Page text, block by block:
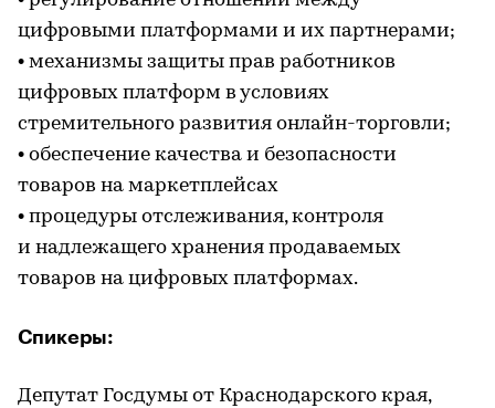
цифровыми платформами и их партнерами;
• механизмы защиты прав работников
цифровых платформ в условиях
стремительного развития онлайн-торговли;
• обеспечение качества и безопасности
товаров на маркетплейсах
• процедуры отслеживания, контроля
и надлежащего хранения продаваемых
товаров на цифровых платформах.
Спикеры:
Депутат Госдумы от Краснодарского края,